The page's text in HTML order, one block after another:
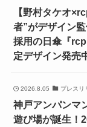
【野村タケオ
者”がデザイン
採用の日傘『
定デザイン発売
2026.8.05 プレスリ
神戸アンパンマ
遊び場が誕生！